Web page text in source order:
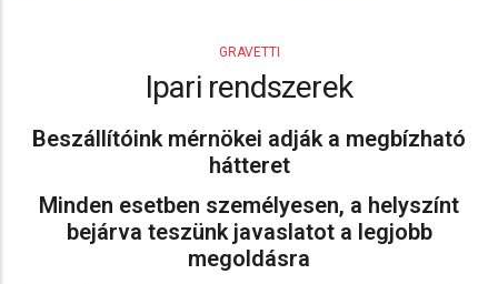
GRAVETTI
Ipari rendszerek
Beszállítóink mérnökei adják a megbízható
hátteret
Minden esetben személyesen, a helyszínt
bejárva teszünk javaslatot a legjobb
megoldásra